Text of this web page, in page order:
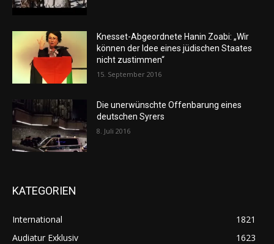
Knesset-Abgeordnete Hanin Zoabi: „Wir
können der Idee eines jüdischen Staates
nicht zustimmen“
15. September 2016
Die unerwünschte Offenbarung eines
deutschen Syrers
8. Juli 2016
KATEGORIEN
International
1821
Audiatur Exklusiv
1623